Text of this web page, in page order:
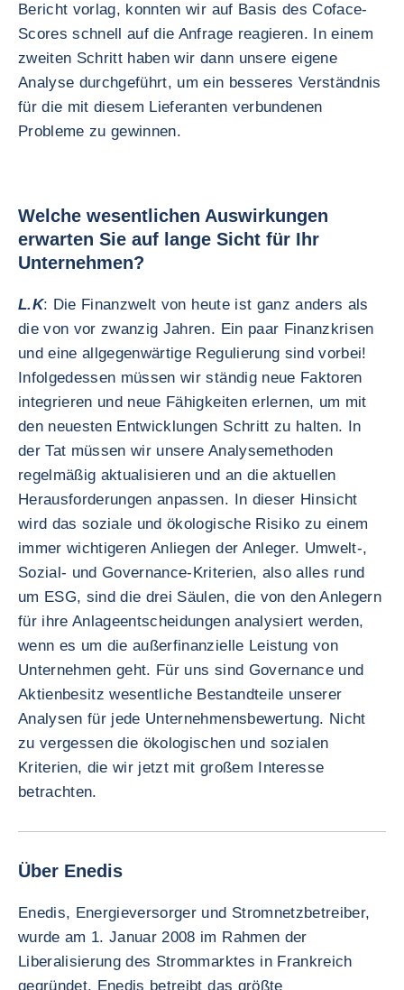
Bericht vorlag, konnten wir auf Basis des Coface-
Scores schnell auf die Anfrage reagieren. In einem
zweiten Schritt haben wir dann unsere eigene
Analyse durchgeführt, um ein besseres Verständnis
für die mit diesem Lieferanten verbundenen
Probleme zu gewinnen.
Welche wesentlichen Auswirkungen
erwarten Sie auf lange Sicht für Ihr
Unternehmen?
L.K: Die Finanzwelt von heute ist ganz anders als
die von vor zwanzig Jahren. Ein paar Finanzkrisen
und eine allgegenwärtige Regulierung sind vorbei!
Infolgedessen müssen wir ständig neue Faktoren
integrieren und neue Fähigkeiten erlernen, um mit
den neuesten Entwicklungen Schritt zu halten. In
der Tat müssen wir unsere Analysemethoden
regelmäßig aktualisieren und an die aktuellen
Herausforderungen anpassen. In dieser Hinsicht
wird das soziale und ökologische Risiko zu einem
immer wichtigeren Anliegen der Anleger. Umwelt-,
Sozial- und Governance-Kriterien, also alles rund
um ESG, sind die drei Säulen, die von den Anlegern
für ihre Anlageentscheidungen analysiert werden,
wenn es um die außerfinanzielle Leistung von
Unternehmen geht. Für uns sind Governance und
Aktienbesitz wesentliche Bestandteile unserer
Analysen für jede Unternehmensbewertung. Nicht
zu vergessen die ökologischen und sozialen
Kriterien, die wir jetzt mit großem Interesse
betrachten.
Über Enedis
Enedis, Energieversorger und Stromnetzbetreiber,
wurde am 1. Januar 2008 im Rahmen der
Liberalisierung des Strommarktes in Frankreich
gegründet. Enedis betreibt das größte